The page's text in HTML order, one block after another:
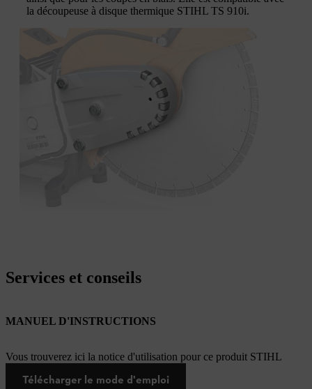
la découpeuse à disque thermique STIHL TS 910i.
Services et conseils
MANUEL D'INSTRUCTIONS
Vous trouverez ici la notice d'utilisation pour ce produit STIHL
Télécharger le mode d'emploi